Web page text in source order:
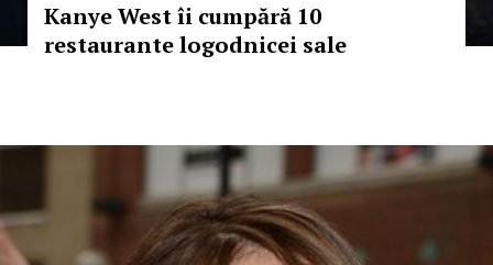
Kanye West îi cumpără 10
restaurante logodnicei sale